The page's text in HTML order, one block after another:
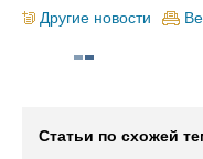
Другие новости
Статьи по схожей